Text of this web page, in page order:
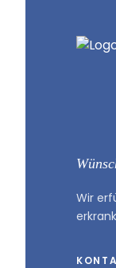
Wir